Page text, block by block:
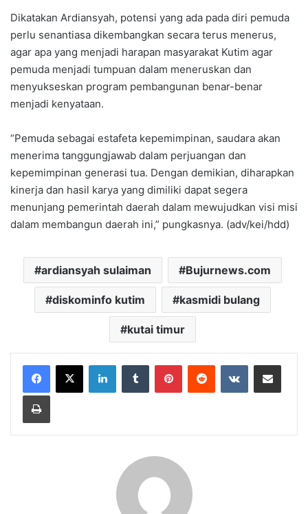
Dikatakan Ardiansyah, potensi yang ada pada diri pemuda
perlu senantiasa dikembangkan secara terus menerus,
agar apa yang menjadi harapan masyarakat Kutim agar
pemuda menjadi tumpuan dalam meneruskan dan
menyukseskan program pembangunan benar-benar
menjadi kenyataan.
“Pemuda sebagai estafeta kepemimpinan, saudara akan
menerima tanggungjawab dalam perjuangan dan
kepemimpinan generasi tua. Dengan demikian, diharapkan
kinerja dan hasil karya yang dimiliki dapat segera
menunjang pemerintah daerah dalam mewujudkan visi misi
dalam membangun daerah ini,” pungkasnya. (adv/kei/hdd)
ardiansyah sulaiman Bujurnews.com
diskominfo kutim kasmidi bulang
kutai timur
LinkedInTumblr PinterestReddit VKontakteShare via Email
Print